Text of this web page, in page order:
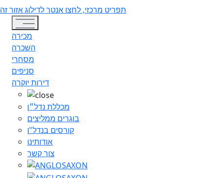
תפריט מרכזי, לחצו אנטר לדילוג אזור זה
Toggle navigation
מכירה
השכרה
מסחרי
סניפים
דירות יוקרה
מכללת נדל״ן
בוגרים ממליצים
קורסים בנדל"ן
אודותינו
צור קשר